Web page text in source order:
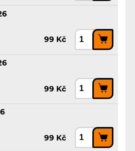
99 Kč
99 Kč
99 Kč